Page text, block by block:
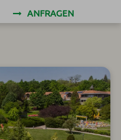
ANFRAGEN